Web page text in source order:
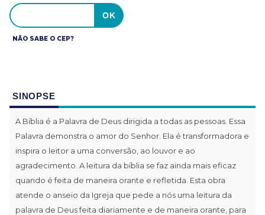
NÃO SABE O CEP?
SINOPSE
A Bíblia é a Palavra de Deus dirigida a todas as pessoas. Essa
Palavra demonstra o amor do Senhor. Ela é transformadora e
inspira o leitor a uma conversão, ao louvor e ao
agradecimento. A leitura da bíblia se faz ainda mais eficaz
quando é feita de maneira orante e refletida. Esta obra
atende o anseio da Igreja que pede a nós uma leitura da
palavra de Deus feita diariamente e de maneira orante, para